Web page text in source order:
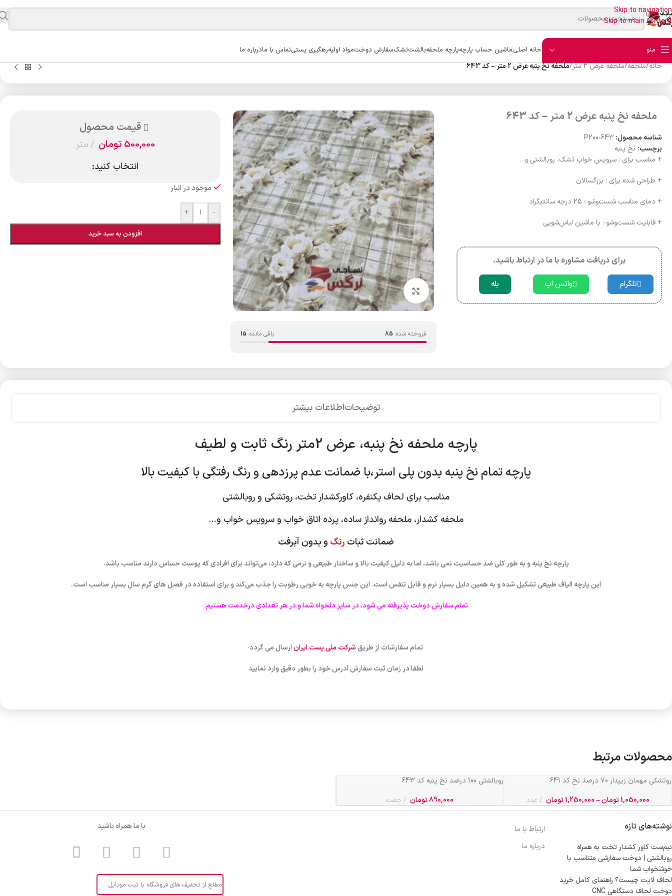
Skip to navigation
Skip to main content
منو خانه اصلیماشین حساب پارچهپارچه ملحفهبالشتتشکسفارش دوختمواد اولیهرهگیری پستیتماس با مادرباره ما
خانه/ملحفه/ملحفه عرض 2 متر /ملحفه نخ پنبه عرض 2 متر – کد 643
ملحفه نخ پنبه عرض 2 متر – کد 643
شناسه محصول: P200-643
برچسب: نخ پنبه
+ مناسب برای : سرویس خواب تشک، روبالشتی و…
+ طراحی شده برای : بزرگسالان
+ دمای مناسب شست‌وشو : 25 درجه سانتیگراد
+ قابلیت شست‌وشو : با ماشین لباس‌شویی
برای دریافت مشاوره با ما در ارتباط باشید.
تلگرام واتس اپ بله
بزرگنمایی تصویر
فروخته شده: 85 باقی مانده: 15
قیمت محصول
500,000تومان متر
انتخاب کنید:
موجود در انبار
-
+
افزودن به سبد خرید
توضیحاتاطلاعات بیشتر
پارچه ملحفه نخ پنبه، عرض 2متر رنگ ثابت و لطیف
پارچه تمام نخ پنبه بدون پلی استر،با ضمانت عدم پرزدهی و رنگ رفتگی با کیفیت بالا
مناسب برای لحاف یکنفره، کاورکشدار تخت، روتشکی و روبالشتی
ملحفه کشدار، ملحفه روانداز ساده، پرده اتاق خواب و سرویس خواب و…
ضمانت ثبات رنگ و بدون آبرفت
پارچه نخ پنبه و به طور کلی ضد حساسیت نمی باشد، اما به دلیل کیفیت بالا و ساختار طبیعی و نرمی که دارد، می‌تواند برای افرادی که پوست حساس دارند مناسب باشد.
این پارچه الیاف طبیعی تشکیل شده و به همین دلیل بسیار نرم و قابل تنفس است. این جنس پارچه به خوبی رطوبت را جذب می‌کند و برای استفاده در فصل های گرم سال بسیار مناسب است.
تمام سفارش دوخت پذیرفته می شود، در سایز دلخواه شما و در هر تعدادی درخدمت هستیم.
تمام سفارشات از طریقشرکت ملی پست ایرانارسال می گردد
لطفا در زمان ثبت سفارش آدرس خود را بطور دقیق وارد نمایید
محصولات مرتبط
روتشکی مهمان زیپدار 70 درصد نخ کد 641
1,050,000تومان–
1,250,000تومان عدد
روبالشتی 100 درصد نخ پنبه کد 643
890,000تومان جفت
نوشته‌های تازه
نیم‌ست کاور کشدار تخت به همراه
روبالشتی | دوخت سفارشی متناسب با
خوشخواب شما
لحاف لایت چیست؟ راهنمای کامل خرید
دوخت لحاف دستگاهی CNC
ارتباط با ما
درباره ما
با ما همراه باشید
مطلع از تخفیف های فروشگاه با ثبت موبایل